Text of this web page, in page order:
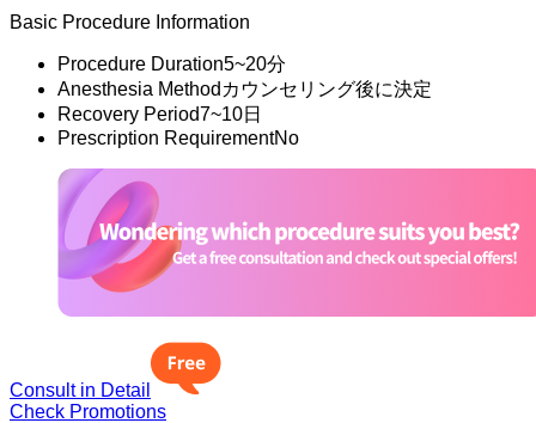
周辺皮膚の損傷を最小化
変形したメラニン色素だけを
正確に破壊
多様な色素専用
Basic Procedure Information
Procedure Duration5~20分
Anesthesia Method カウンセリング後に決定
Recovery Period7~10日
Prescription RequirementNo
Consult in Detail
Check Promotions